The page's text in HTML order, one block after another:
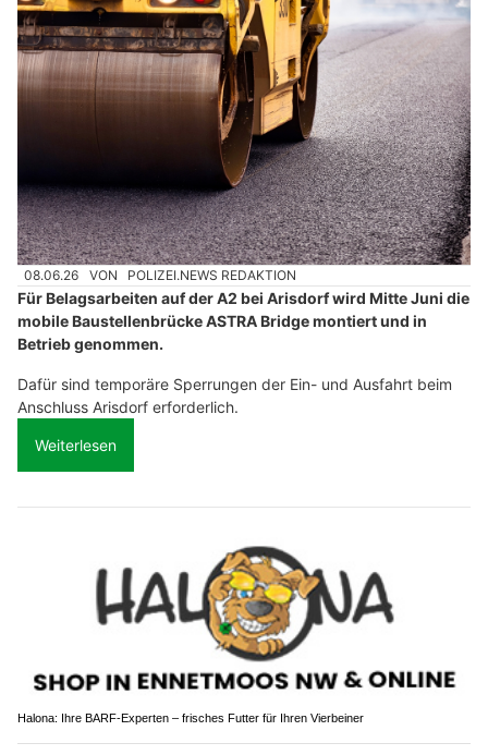
08.06.26 VON POLIZEI.NEWS REDAKTION
Für Belagsarbeiten auf der A2 bei Arisdorf wird Mitte Juni die
mobile Baustellenbrücke ASTRA Bridge montiert und in
Betrieb genommen.
Dafür sind temporäre Sperrungen der Ein- und Ausfahrt beim
Anschluss Arisdorf erforderlich.
Weiterlesen
Halona: Ihre BARF-Experten – frisches Futter für Ihren Vierbeiner